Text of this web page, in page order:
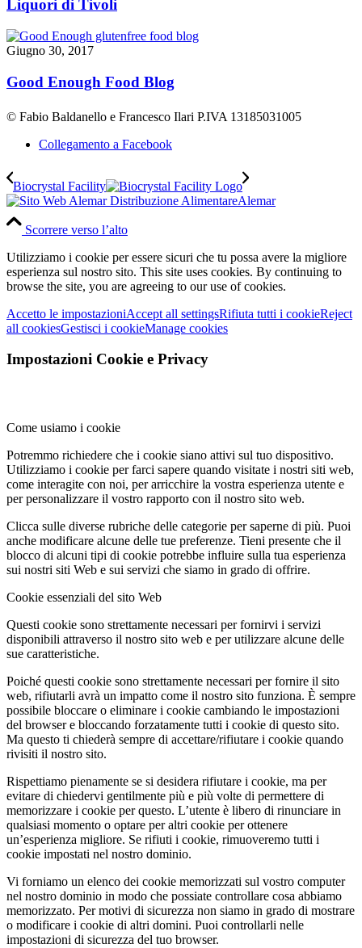
Liquori di Tivoli
Giugno 30, 2017
Good Enough Food Blog
© Fabio Baldanello e Francesco Ilari P.IVA 13185031005
Collegamento a Facebook
Biocrystal Facility
Alemar
Scorrere verso l’alto
Utilizziamo i cookie per essere sicuri che tu possa avere la migliore
esperienza sul nostro sito. This site uses cookies. By continuing to
browse the site, you are agreeing to our use of cookies.
Accetto le impostazioniAccept all settingsRifiuta tutti i cookieReject
all cookiesGestisci i cookieManage cookies
Impostazioni Cookie e Privacy
Come usiamo i cookie
Potremmo richiedere che i cookie siano attivi sul tuo dispositivo.
Utilizziamo i cookie per farci sapere quando visitate i nostri siti web,
come interagite con noi, per arricchire la vostra esperienza utente e
per personalizzare il vostro rapporto con il nostro sito web.
Clicca sulle diverse rubriche delle categorie per saperne di più. Puoi
anche modificare alcune delle tue preferenze. Tieni presente che il
blocco di alcuni tipi di cookie potrebbe influire sulla tua esperienza
sui nostri siti Web e sui servizi che siamo in grado di offrire.
Cookie essenziali del sito Web
Questi cookie sono strettamente necessari per fornirvi i servizi
disponibili attraverso il nostro sito web e per utilizzare alcune delle
sue caratteristiche.
Poiché questi cookie sono strettamente necessari per fornire il sito
web, rifiutarli avrà un impatto come il nostro sito funziona. È sempre
possibile bloccare o eliminare i cookie cambiando le impostazioni
del browser e bloccando forzatamente tutti i cookie di questo sito.
Ma questo ti chiederà sempre di accettare/rifiutare i cookie quando
rivisiti il nostro sito.
Rispettiamo pienamente se si desidera rifiutare i cookie, ma per
evitare di chiedervi gentilmente più e più volte di permettere di
memorizzare i cookie per questo. L’utente è libero di rinunciare in
qualsiasi momento o optare per altri cookie per ottenere
un’esperienza migliore. Se rifiuti i cookie, rimuoveremo tutti i
cookie impostati nel nostro dominio.
Vi forniamo un elenco dei cookie memorizzati sul vostro computer
nel nostro dominio in modo che possiate controllare cosa abbiamo
memorizzato. Per motivi di sicurezza non siamo in grado di mostrare
o modificare i cookie di altri domini. Puoi controllarli nelle
impostazioni di sicurezza del tuo browser.